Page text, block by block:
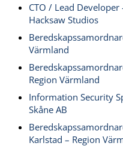
CTO / Lead
Hacksaw Studios
Värmland
Region Värmland
Information Security
Skåne AB
Karlstad – Region